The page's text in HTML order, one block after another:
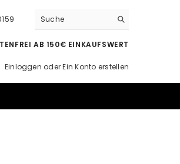
AB 150€ EINKAUFSWERT
Einloggen oder Ein Konto erstellen